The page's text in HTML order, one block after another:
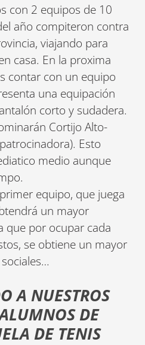
con 2 equipos de 10
año compiteron contra
viajando para
casa. En la proxima
contar con un equipo
una equipación
corto y sudadera.
Cortijo Alto-
Esto
medio aunque
equipo, que juega
un mayor
que por ocupar cada
se obtiene un mayor
A NUESTROS
DE
DE TENIS